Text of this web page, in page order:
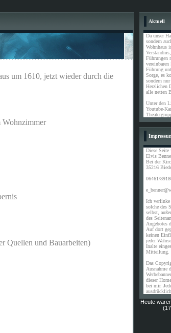
um 1610, jetzt wieder durch die
Wohnzimmer
Quellen und Bauarbeiten)
Aktuell
Da unser
sondern
Wohnhaus
Führungen
Führung
Sorge, es
sondern
Herzlichen
alle netten
Unter den
Youtube-
Diese Seite
Elvis
Bei der
35216
06461/
Ich verlinke
solche des
selbst,
des
Angebotes
Auf dort
keinen
jeder
Inalte
Mitteilung.
Das
Ausnahme
dieser
bei mir.
Heute